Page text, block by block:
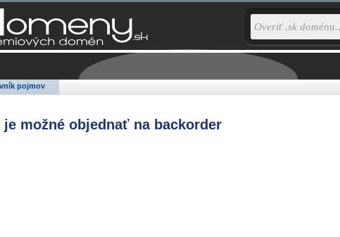
pojmov
možné objednať na backorder